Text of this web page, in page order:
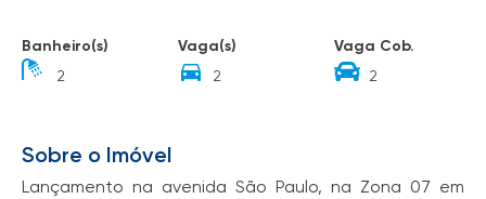
Banheiro(s)
2
Vaga(s)
2
Vaga Cob.
2
Sobre o Imóvel
Lançamento na avenida São Paulo, na Zona 07 em